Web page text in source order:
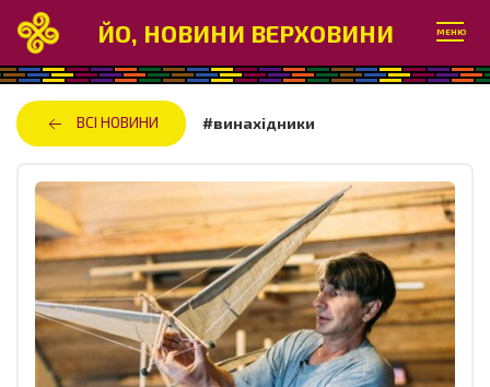
ЙО, НОВИНИ ВЕРХОВИНИ МЕНЮ
ВСІ НОВИНИ #винахідники